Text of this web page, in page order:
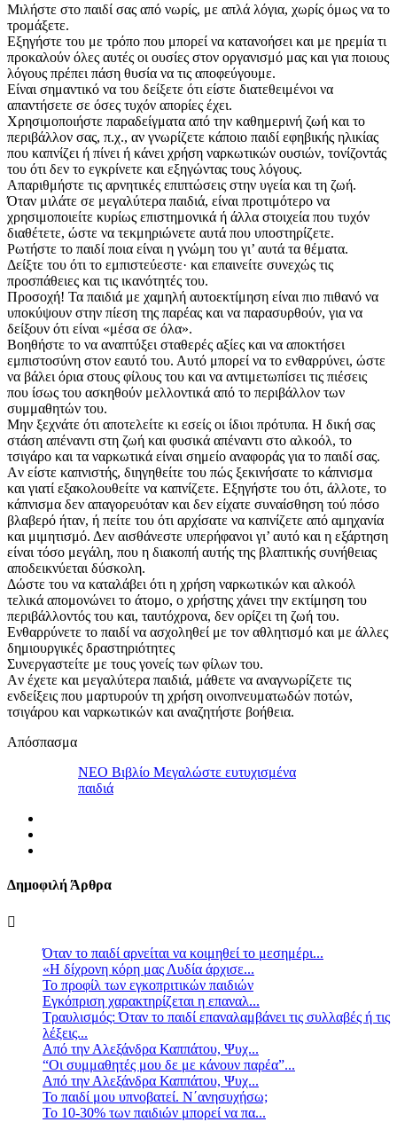
Mιλήστε στο παιδί σας από νωρίς, με απλά λόγια, χωρίς όμως να το
τρομάξετε.
Εξηγήστε του με τρόπο που μπορεί να κατανοήσει και με ηρεμία τι
προκαλούν όλες αυτές οι ουσίες στον οργανισμό μας και για ποιους
λόγους πρέπει πάση θυσία να τις αποφεύγουμε.
Είναι σημαντικό να του δείξετε ότι είστε διατεθειμένοι να
απαντήσετε σε όσες τυχόν απορίες έχει.
Χρησιμοποιήστε παραδείγματα από την καθημερινή ζωή και το
περιβάλλον σας, π.χ., αν γνωρίζετε κάποιο παιδί εφηβικής ηλικίας
που καπνίζει ή πίνει ή κάνει χρήση ναρκωτικών ουσιών, τονίζοντάς
του ότι δεν το εγκρίνετε και εξηγώντας τους λόγους.
Απαριθμήστε τις αρνητικές επιπτώσεις στην υγεία και τη ζωή.
Όταν μιλάτε σε μεγαλύτερα παιδιά, είναι προτιμότερο να
χρησιμοποιείτε κυρίως επιστημονικά ή άλλα στοιχεία που τυχόν
διαθέτετε, ώστε να τεκμηριώνετε αυτά που υποστηρίζετε.
Ρωτήστε το παιδί ποια είναι η γνώμη του γι’ αυτά τα θέματα.
Δείξτε του ότι το εμπιστεύεστε· και επαινείτε συνεχώς τις
προσπάθειες και τις ικανότητές του.
Προσοχή! Τα παιδιά με χαμηλή αυτοεκτίμηση είναι πιο πιθανό να
υποκύψουν στην πίεση της παρέας και να παρασυρθούν, για να
δείξουν ότι είναι «μέσα σε όλα».
Bοηθήστε το να αναπτύξει σταθερές αξίες και να αποκτήσει
εμπιστοσύνη στον εαυτό του. Αυτό μπορεί να το ενθαρρύνει, ώστε
να βάλει όρια στους φίλους του και να αντιμετωπίσει τις πιέσεις
που ίσως του ασκηθούν μελλοντικά από το περιβάλλον των
συμμαθητών του.
Mην ξεχνάτε ότι αποτελείτε κι εσείς οι ίδιοι πρότυπα. H δική σας
στάση απέναντι στη ζωή και φυσικά απέναντι στο αλκοόλ, το
τσιγάρο και τα ναρκωτικά είναι σημείο αναφοράς για το παιδί σας.
Aν είστε καπνιστής, διηγηθείτε του πώς ξεκινήσατε το κάπνισμα
και γιατί εξακολουθείτε να καπνίζετε. Εξηγήστε του ότι, άλλοτε, το
κάπνισμα δεν απαγορευόταν και δεν είχατε συναίσθηση τού πόσο
βλαβερό ήταν, ή πείτε του ότι αρχίσατε να καπνίζετε από αμηχανία
και μιμητισμό. Δεν αισθάνεστε υπερήφανοι γι’ αυτό και η εξάρτηση
είναι τόσο μεγάλη, που η διακοπή αυτής της βλαπτικής συνήθειας
αποδεικνύεται δύσκολη.
Δώστε του να καταλάβει ότι η χρήση ναρκωτικών και αλκοόλ
τελικά απομονώνει το άτομο, ο χρήστης χάνει την εκτίμηση του
περιβάλλοντός του και, ταυτόχρονα, δεν ορίζει τη ζωή του.
Eνθαρρύνετε το παιδί να ασχοληθεί με τον αθλητισμό και με άλλες
δημιουργικές δραστηριότητες
Συνεργαστείτε με τους γονείς των φίλων του.
Aν έχετε και μεγαλύτερα παιδιά, μάθετε να αναγνωρίζετε τις
ενδείξεις που μαρτυρούν τη χρήση οινοπνευματωδών ποτών,
τσιγάρου και ναρκωτικών και αναζητήστε βοήθεια.
Απόσπασμα
ΝΕΟ Βιβλίο Μεγαλώστε ευτυχισμένα
παιδιά
Δημοφιλή Άρθρα
Όταν το παιδί αρνείται να κοιμηθεί το μεσημέρι...
«Η δίχρονη κόρη μας Λυδία άρχισε...
Το προφίλ των εγκοπριτικών παιδιών
Eγκόπριση χαρακτηρίζεται η επαναλ...
Τραυλισμός: Όταν το παιδί επαναλαμβάνει τις συλλαβές ή τις
λέξεις...
Από την Αλεξάνδρα Καππάτου, Ψυχ...
“Οι συμμαθητές μου δε με κάνουν παρέα”...
Από την Αλεξάνδρα Καππάτου, Ψυχ...
Το παιδί μου υπνοβατεί. Ν΄ανησυχήσω;
Το 10-30% των παιδιών μπορεί να πα...